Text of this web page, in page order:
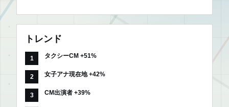
トレンド
タクシーCM +51%
女子アナ現在地 +42%
CM出演者 +39%